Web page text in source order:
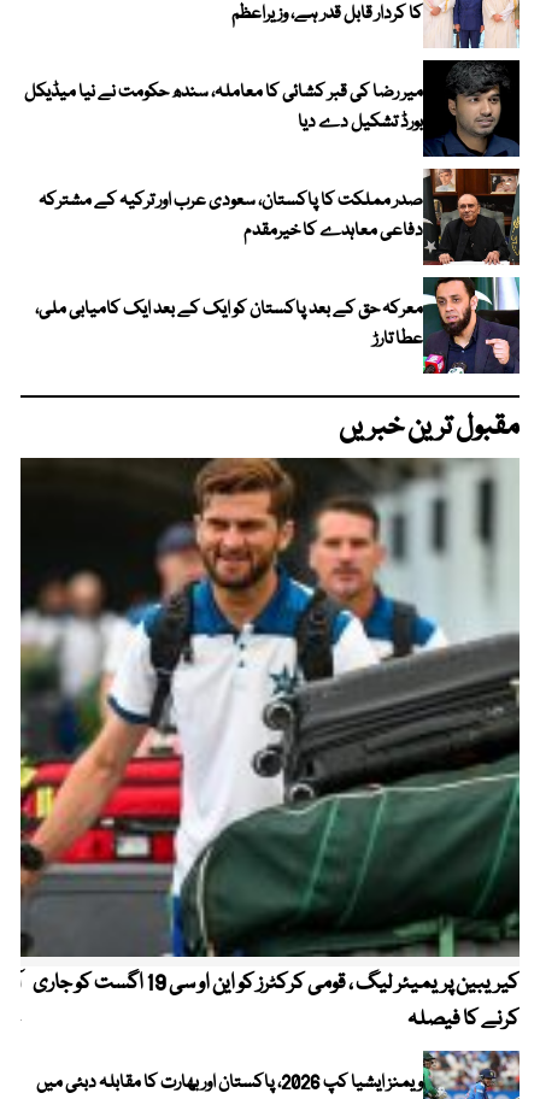
کا کردار قابل قدر ہے، وزیراعظم
میر رضا کی قبر کشائی کا معاملہ، سندھ حکومت نے نیا میڈیکل
بورڈ تشکیل دے دیا
صدر مملکت کا پاکستان، سعودی عرب اور ترکیہ کے مشترکہ
دفاعی معاہدے کا خیرمقدم
معرکہ حق کے بعد پاکستان کو ایک کے بعد ایک کامیابی ملی،
عطا تارڑ
مقبول ترین خبریں
کیریبین پریمیئر لیگ ، قومی کرکٹرز کو این او سی 19 اگست کو جاری
کرنے کا فیصلہ
ویمنز ایشیا کپ 2026، پاکستان اور بھارت کا مقابلہ دبئی میں